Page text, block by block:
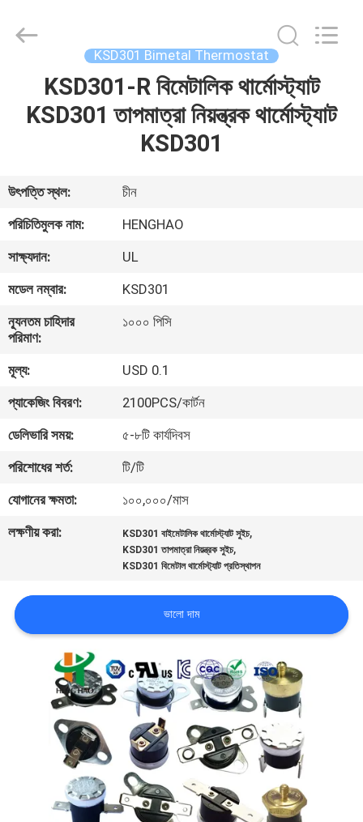
VR
প্রদর্শন
আমাদের
সম্পর্কে
ভ্রমণ
মান
নিয়ন্ত্রণ
আমাদের
সাথে
করুন
ক্ষেত্রেই
SITEMAP
Electric
KSD301 Bimetal Thermostat
KSD301-R বিমেটালিক থার্মোস্ট্যাট
KSD301 তাপমাত্রা নিয়ন্ত্রক থার্মোস্ট্যাট
KSD301
উৎপত্তি স্থল:
চীন
পরিচিতিমুলক নাম:
HENGHAO
সাক্ষ্যদান:
UL
মডেল নম্বার:
KSD301
ন্যূনতম চাহিদার
পরিমাণ:
১০০০ পিসি
মূল্য:
USD 0.1
প্যাকেজিং বিবরণ:
2100PCS/কার্টন
ডেলিভারি সময়:
৫-৮টি কার্যদিবস
পরিশোধের শর্ত:
টি/টি
যোগানের ক্ষমতা:
১০০,০০০/মাস
লক্ষণীয় করা:
KSD301 বাইমেটালিক থার্মোস্ট্যাট সুইচ,
KSD301 তাপমাত্রা নিয়ন্ত্রক সুইচ,
KSD301 বিমেটাল থার্মোস্ট্যাট প্রতিস্থাপন
ভালো দাম